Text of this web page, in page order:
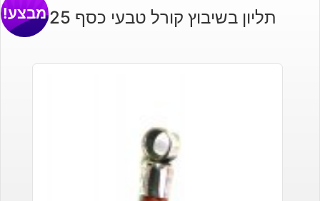
תליון בשיבוץ קורל טבעי כסף 925 מבצע!